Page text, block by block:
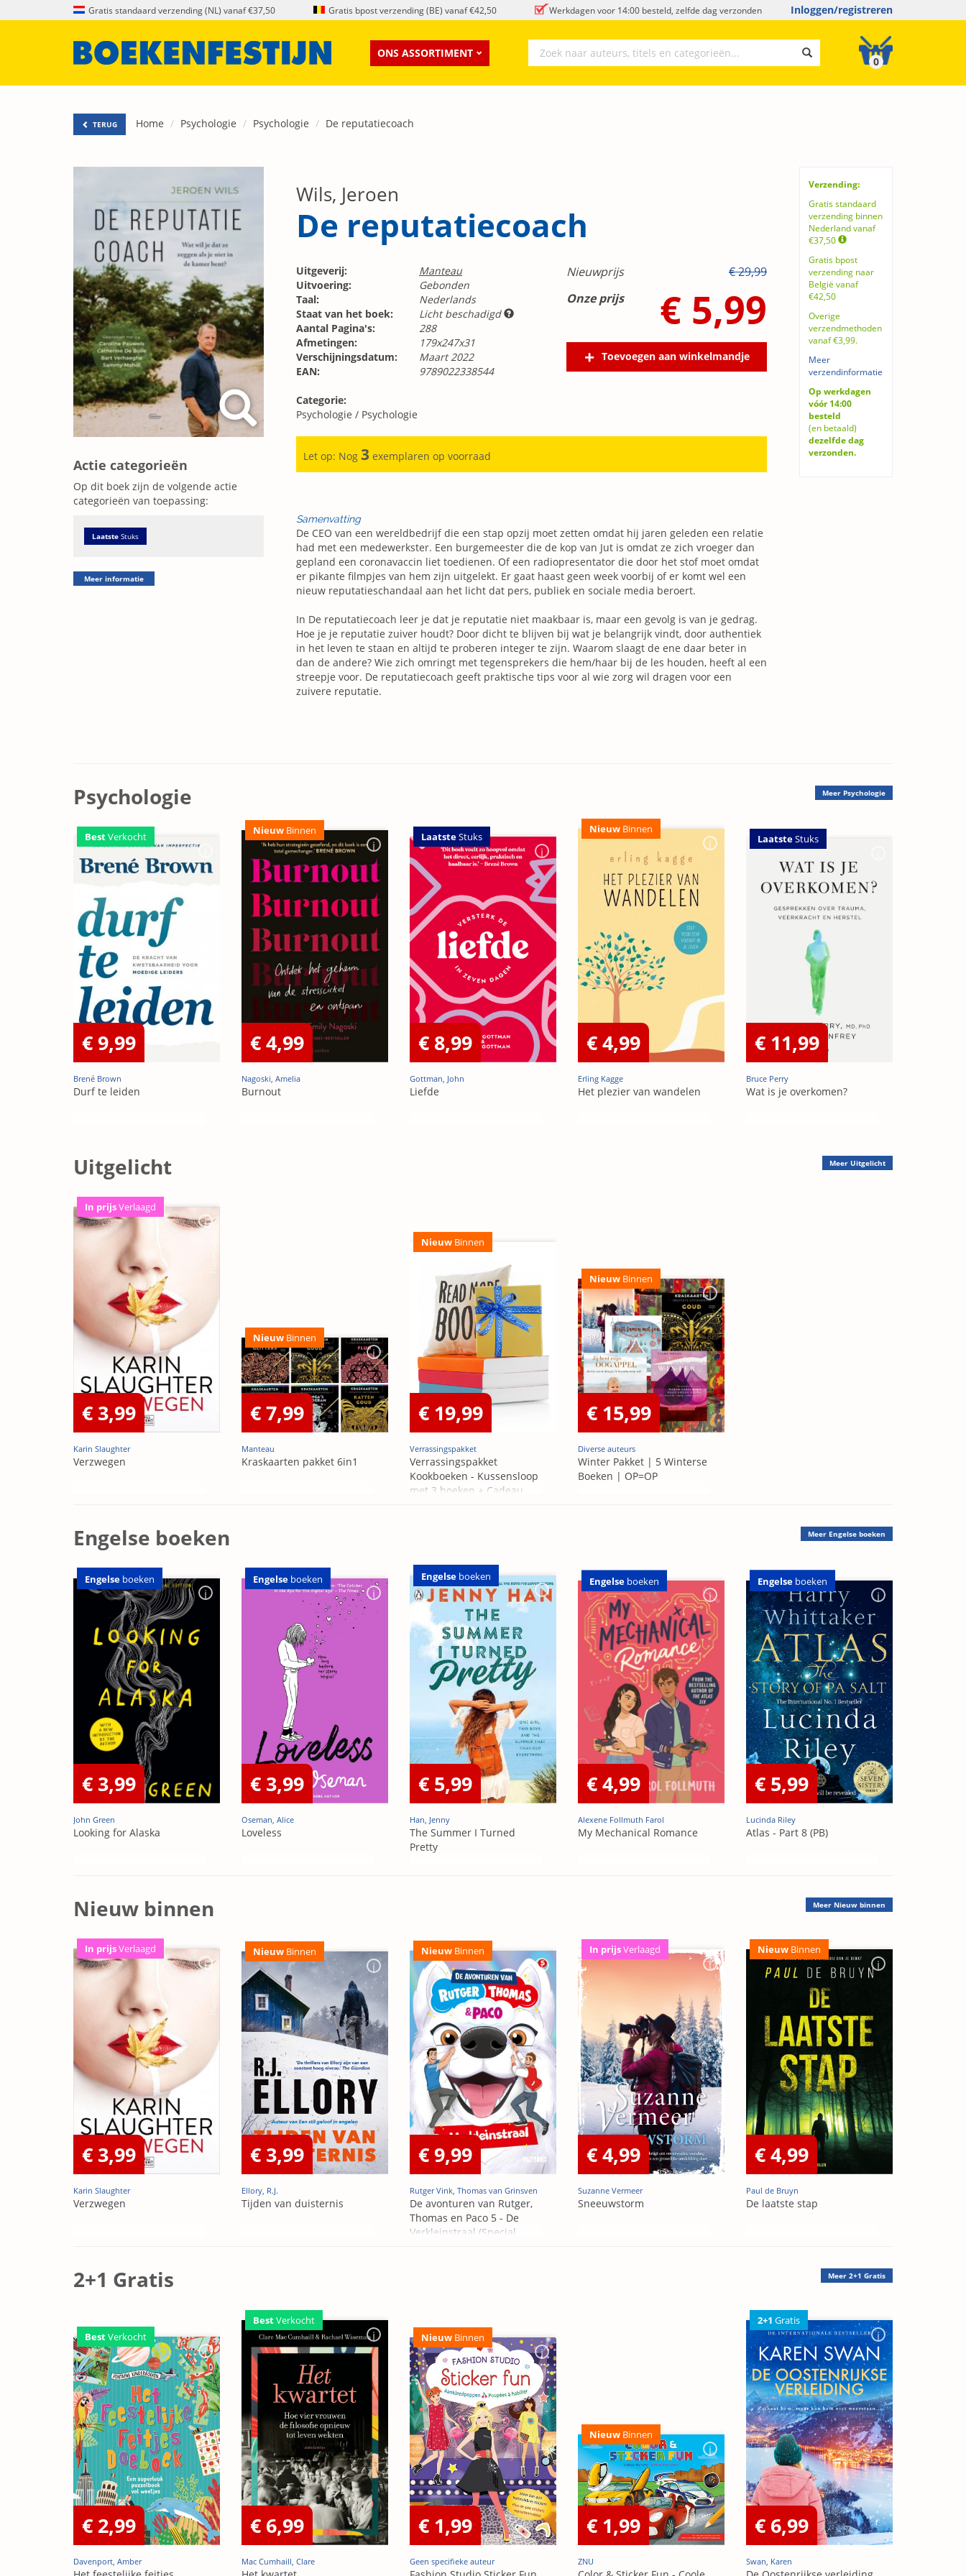
Gratis standaard verzending (NL) vanaf €37,50 Gratis bpost verzending (BE) vanaf €42,50 Werkdagen voor 14:00 besteld, zelfde dag verzonden Inloggen/registreren
ONS ASSORTIMENT
0
TERUG Home Psychologie Psychologie De reputatiecoach
Actie categorieën
Op dit boek zijn de volgende actie
categorieën van toepassing:
Laatste Stuks
Meer informatie
Verzending:
Gratis standaard
verzending binnen
Nederland vanaf
€37,50
Gratis bpost
verzending naar
België vanaf
€42,50
Overige
verzendmethoden
vanaf €3,99.
Meer
verzendinformatie
Op werkdagen
vóór 14:00
besteld
(en betaald)
dezelfde dag
verzonden.
Wils, Jeroen
De reputatiecoach
Uitgeverij:
Manteau
Uitvoering:
Gebonden
Taal:
Nederlands
Staat van het boek:
Licht beschadigd
Aantal Pagina's:
288
Afmetingen:
179x247x31
Verschijningsdatum:
Maart 2022
EAN:
9789022338544
Nieuwprijs
€ 29,99
Onze prijs
€ 5,99
Toevoegen aan winkelmandje
Categorie:
Psychologie / Psychologie
Let op: Nog 3 exemplaren op voorraad
Samenvatting
De CEO van een wereldbedrijf die een stap opzij moet zetten omdat hij jaren geleden een relatie
had met een medewerkster. Een burgemeester die de kop van Jut is omdat ze zich vroeger dan
gepland een coronavaccin liet toedienen. Of een radiopresentator die door het stof moet omdat
er pikante filmpjes van hem zijn uitgelekt. Er gaat haast geen week voorbij of er komt wel een
nieuw reputatieschandaal aan het licht dat pers, publiek en sociale media beroert.
In De reputatiecoach leer je dat je reputatie niet maakbaar is, maar een gevolg is van je gedrag.
Hoe je je reputatie zuiver houdt? Door dicht te blijven bij wat je belangrijk vindt, door authentiek
in het leven te staan en altijd te proberen integer te zijn. Waarom slaagt de ene daar beter in
dan de andere? Wie zich omringt met tegensprekers die hem/haar bij de les houden, heeft al een
streepje voor. De reputatiecoach geeft praktische tips voor al wie zorg wil dragen voor een
zuivere reputatie.
Psychologie Meer Psychologie
BestVerkocht
€ 9,99
Brené Brown
Durf te leiden
Nieuw Binnen
€ 4,99
Nagoski, Amelia
Burnout
LaatsteStuks
€ 8,99
Gottman, John
Liefde
Nieuw Binnen
€ 4,99
Erling Kagge
Het plezier van wandelen
LaatsteStuks
€ 11,99
Bruce Perry
Wat is je overkomen?
Uitgelicht Meer Uitgelicht
In prijsVerlaagd
€ 3,99
Karin Slaughter
Verzwegen
Nieuw Binnen
€ 7,99
Manteau
Kraskaarten pakket 6in1
Nieuw Binnen
€ 19,99
Verrassingspakket
Verrassingspakket
Kookboeken - Kussensloop
met 3 boeken + Cadeau
Nieuw Binnen
€ 15,99
Diverse auteurs
Winter Pakket | 5 Winterse
Boeken | OP=OP
Engelse boeken Meer Engelse boeken
Engelse boeken
€ 3,99
John Green
Looking for Alaska
Engelse boeken
€ 3,99
Oseman, Alice
Loveless
Engelse boeken
€ 5,99
Han, Jenny
The Summer I Turned
Pretty
Engelse boeken
€ 4,99
Alexene Follmuth Farol
My Mechanical Romance
Engelse boeken
€ 5,99
Lucinda Riley
Atlas - Part 8 (PB)
Nieuw binnen Meer Nieuw binnen
In prijsVerlaagd
€ 3,99
Karin Slaughter
Verzwegen
Nieuw Binnen
€ 3,99
Ellory, R.J.
Tijden van duisternis
Nieuw Binnen
€ 9,99
Rutger Vink, Thomas van Grinsven
De avonturen van Rutger,
Thomas en Paco 5 - De
Verkleinstraal (Special
In prijsVerlaagd
€ 4,99
Suzanne Vermeer
Sneeuwstorm
Nieuw Binnen
€ 4,99
Paul de Bruyn
De laatste stap
2+1 Gratis Meer 2+1 Gratis
BestVerkocht
€ 2,99
Davenport, Amber
BestVerkocht
€ 6,99
Mac Cumhaill, Clare
Nieuw Binnen
€ 1,99
Geen specifieke auteur
Nieuw Binnen
€ 1,99
ZNU
2+1 Gratis
€ 6,99
Swan, Karen